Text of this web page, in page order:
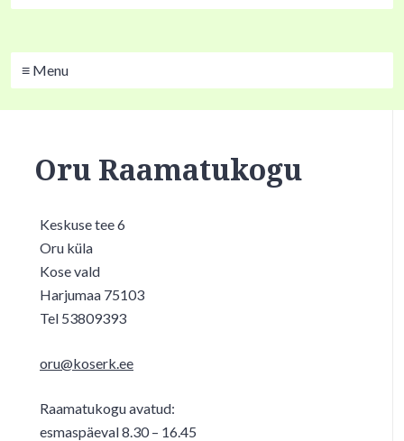
≡ Menu
Oru Raamatukogu
Keskuse tee 6
Oru küla
Kose vald
Harjumaa 75103
Tel 53809393
oru@koserk.ee
Raamatukogu avatud:
esmaspäeval 8.30 – 16.45